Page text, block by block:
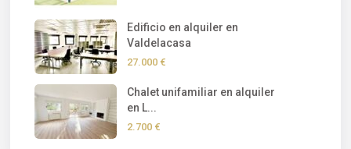
Edificio en alquiler en
Valdelacasa
27.000 €
Chalet unifamiliar en alquiler
en L...
2.700 €